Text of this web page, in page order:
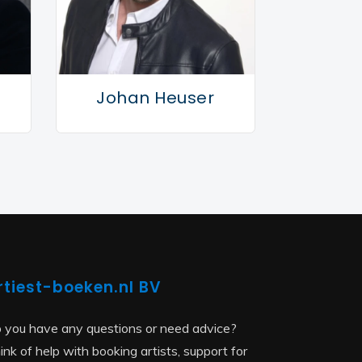
Johan Heuser
boeken.nl BV
you have any questions or need advice?
of help with booking artists, support for